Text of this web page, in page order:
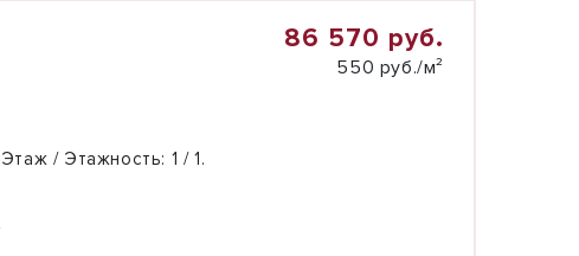
86 570 руб.
550 руб./м²
Этаж / Этажность: 1 / 1.